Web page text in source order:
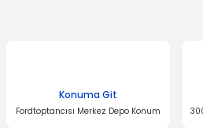
Ürün bilgilerinde hatalar bulunuyor.
Ürün fiyatı diğer sitelerden daha
Konuma Git
Fordtoptancısı Merkez Depo Konum